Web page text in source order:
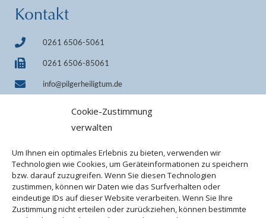
Cookie-Zustimmung
verwalten
Um Ihnen ein optimales Erlebnis zu bieten, verwenden wir
Technologien wie Cookies, um Geräteinformationen zu speichern
bzw. darauf zuzugreifen. Wenn Sie diesen Technologien
zustimmen, können wir Daten wie das Surfverhalten oder
eindeutige IDs auf dieser Website verarbeiten. Wenn Sie Ihre
Zustimmung nicht erteilen oder zurückziehen, können bestimmte
Kontakt
0261 6506-5061
0261 6506-85061
info@pilgerheiligtum.de
IBAN DE33 7509 0300 0000 0606 40